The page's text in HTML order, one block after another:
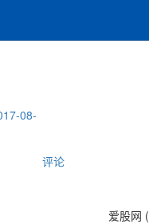
08-
评论
爱股网 (